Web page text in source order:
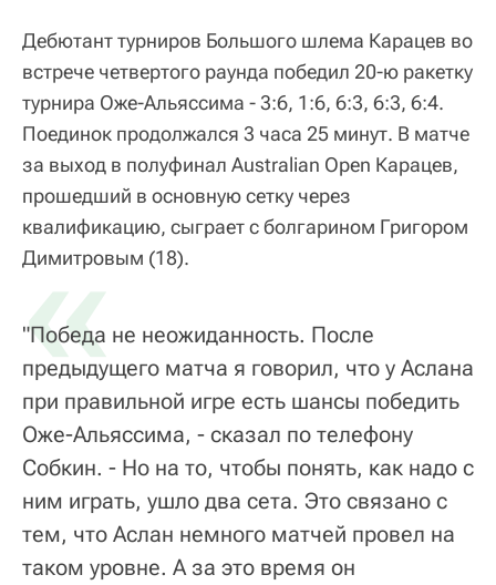
Дебютант турниров Большого шлема Карацев во
встрече четвертого раунда победил 20-ю ракетку
турнира Оже-Альяссима - 3:6, 1:6, 6:3, 6:3, 6:4.
Поединок продолжался 3 часа 25 минут. В матче
за выход в полуфинал Australian Open Карацев,
прошедший в основную сетку через
квалификацию, сыграет с болгарином Григором
Димитровым (18).
«
"Победа не неожиданность. После
предыдущего матча я говорил, что у Аслана
при правильной игре есть шансы победить
Оже-Альяссима, - сказал по телефону
Собкин. - Но на то, чтобы понять, как надо с
ним играть, ушло два сета. Это связано с
тем, что Аслан немного матчей провел на
таком уровне. А за это время он